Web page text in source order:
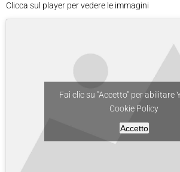
Clicca sul player per vedere le immagini
Fai clic su "Accetto" per abilitare
Cookie Policy
Accetto